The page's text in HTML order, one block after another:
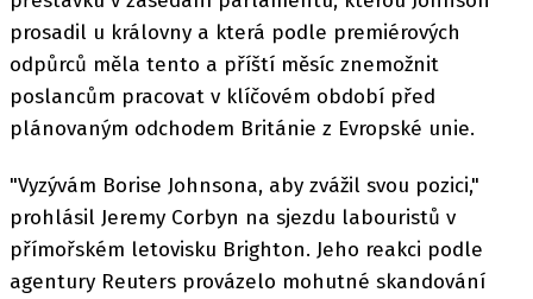
prosadil u královny a která podle premiérových
odpůrců měla tento a příští měsíc znemožnit
poslancům pracovat v klíčovém období před
plánovaným odchodem Británie z Evropské unie.
"Vyzývám Borise Johnsona, aby zvážil svou pozici,"
prohlásil Jeremy Corbyn na sjezdu labouristů v
přímořském letovisku Brighton. Jeho reakci podle
agentury Reuters provázelo mohutné skandování